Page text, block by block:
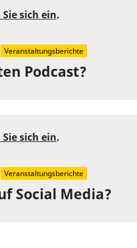
Podcast?
sich ein.
Veranstaltungsberichte
Social Media?
sich ein.
Veranstaltungsberichte